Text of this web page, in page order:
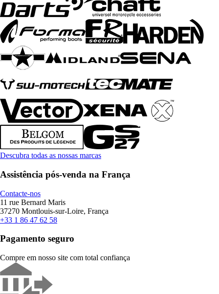
Descubra todas as nossas marcas
Assistência pós-venda na França
Contacte-nos
11 rue Bernard Maris
37270 Montlouis-sur-Loire, França
+33 1 86 47 62 58
Pagamento seguro
Compre em nosso site com total confiança